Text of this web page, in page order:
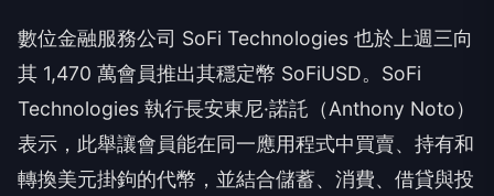
數位金融服務公司 SoFi Technologies 也於上週三向
其 1,470 萬會員推出其穩定幣 SoFiUSD。SoFi
Technologies 執行長安東尼·諾託（Anthony Noto）
表示，此舉讓會員能在同一應用程式中買賣、持有和
轉換美元掛鉤的代幣，並結合儲蓄、消費、借貸與投